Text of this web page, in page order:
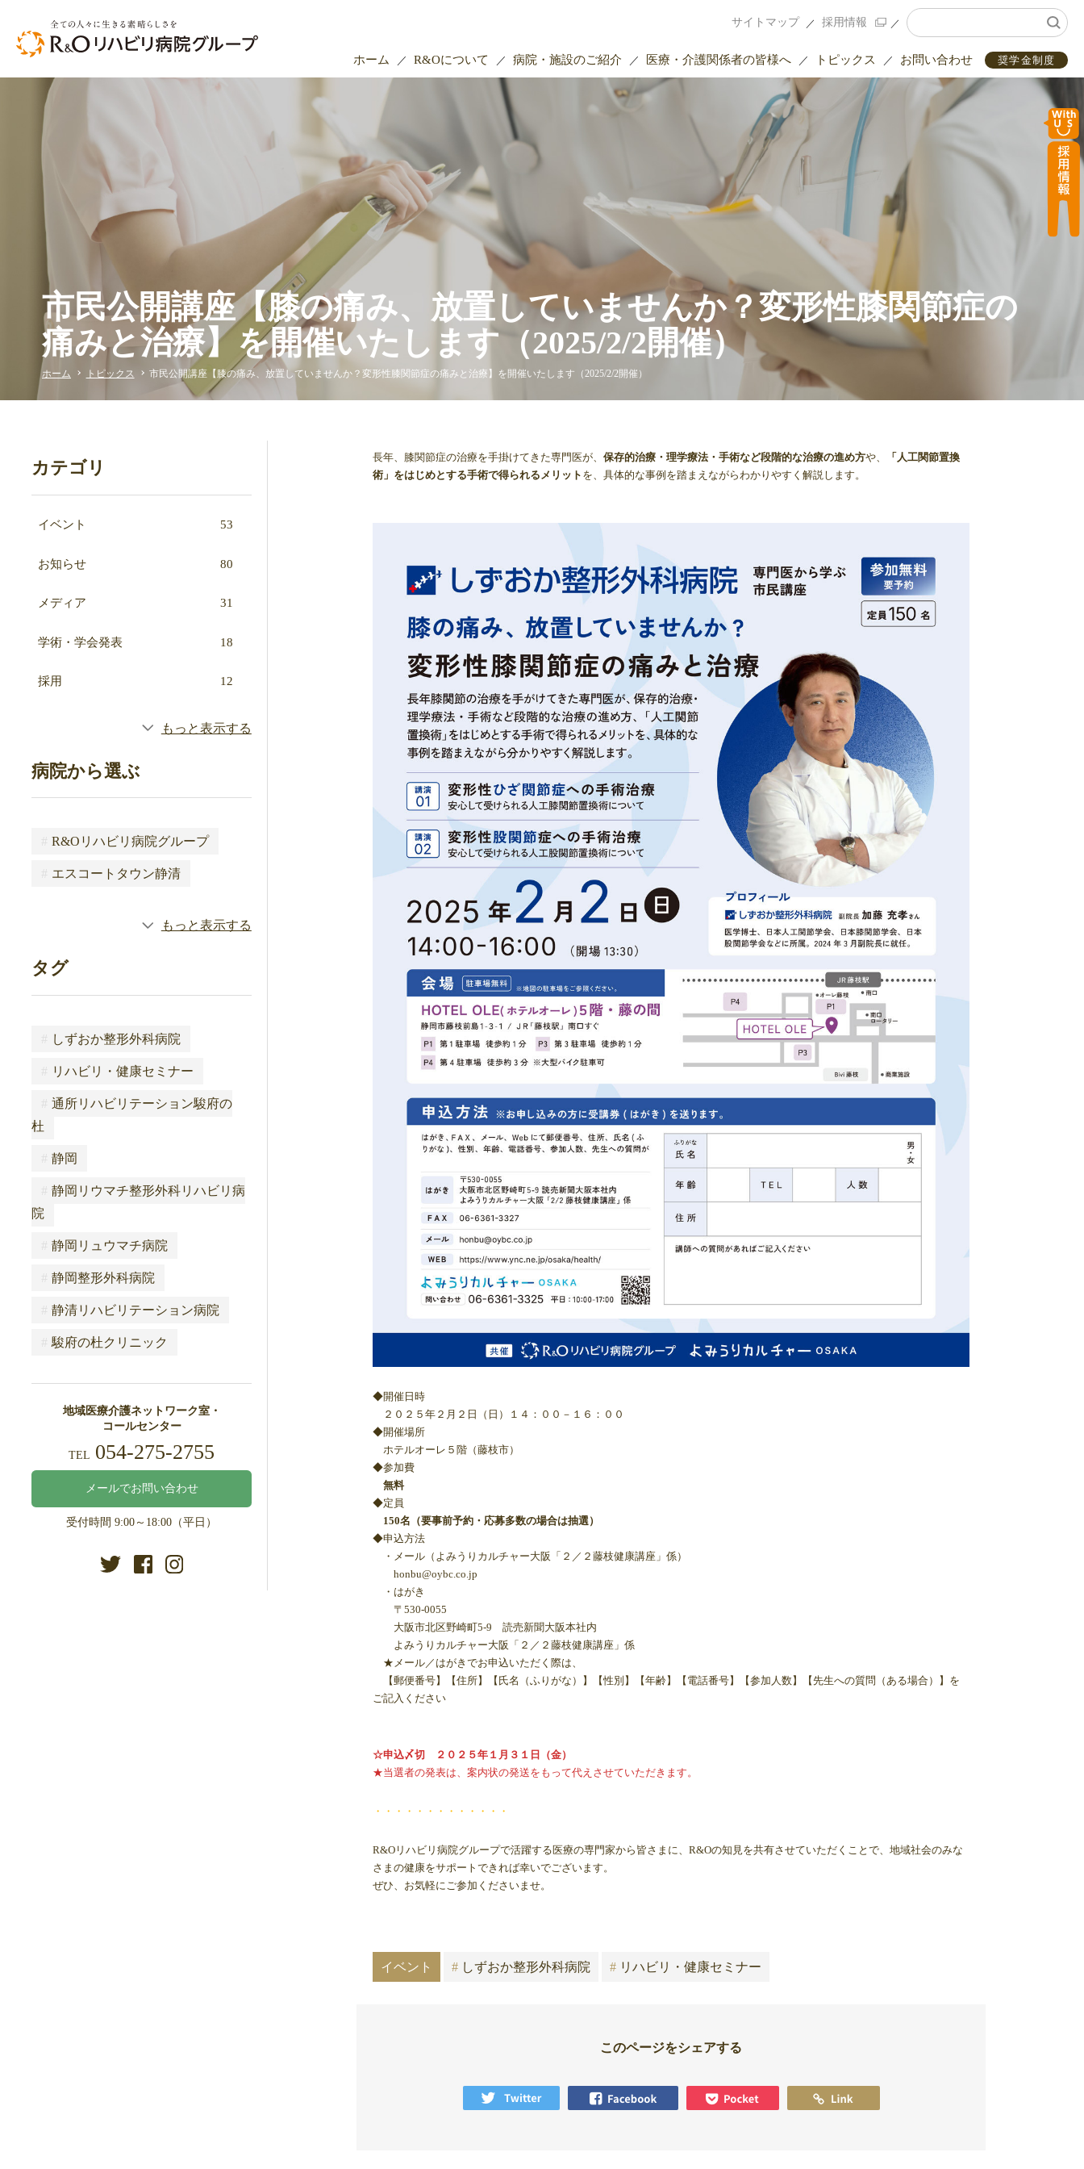
ホーム R&Oについて 病院・施設のご紹介 医療・介護関係者の皆様へ トピックス お問い合わせ 奨学金制度
サイトマップ 採用情報
市民公開講座【膝の痛み、放置していませんか？変形性膝関節症の
痛みと治療】を開催いたします（2025/2/2開催）
ホーム トピックス 市民公開講座【膝の痛み、放置していませんか？変形性膝関節症の痛みと治療】を開催いたします（2025/2/2開催）
カテゴリ
イベント 53
お知らせ 80
メディア 31
学術・学会発表 18
採用 12
もっと表示する
病院から選ぶ
R&Oリハビリ病院グループ
エスコートタウン静清
もっと表示する
タグ
しずおか整形外科病院
リハビリ・健康セミナー
通所リハビリテーション駿府の
杜
静岡
静岡リウマチ整形外科リハビリ病
院
静岡リュウマチ病院
静岡整形外科病院
静清リハビリテーション病院
駿府の杜クリニック
地域医療介護ネットワーク室・
コールセンター
TEL 054-275-2755
メールでお問い合わせ
受付時間 9:00～18:00（平日）
長年、膝関節症の治療を手掛けてきた専門医が、 保存的治療・理学療法・手術など段階的な治療の進め方や、
「人工関節置換
術」をはじめとする手術で得られるメリット を、具体的な事例を踏まえながらわかりやすく解説します。
◆開催日時
２０２５年２月２日（日）１４：００－１６：００
◆開催場所
ホテルオーレ５階（藤枝市）
◆参加費
無料
◆定員
150名（要事前予約・応募多数の場合は抽選）
◆申込方法
・メール（よみうりカルチャー大阪「２／２藤枝健康講座」係）
honbu@oybc.co.jp
・はがき
〒530-0055
大阪市北区野崎町5-9 読売新聞大阪本社内
よみうりカルチャー大阪「２／２藤枝健康講座」係
★メール／はがきでお申込いただく際は、
【郵便番号】【住所】【氏名（ふりがな）】【性別】【年齢】【電話番号】【参加人数】【先生への質問（ある場合）】を
ご記入ください
☆申込〆切 ２０２５年１月３１日（金）
★当選者の発表は、案内状の発送をもって代えさせていただきます。
・・・・・・・・・・・・・
R&Oリハビリ病院グループで活躍する医療の専門家から皆さまに、R&Oの知見を共有させていただくことで、地域社会のみな
さまの健康をサポートできれば幸いでございます。
ぜひ、お気軽にご参加くださいませ。
イベント # しずおか整形外科病院 # リハビリ・健康セミナー
このページをシェアする